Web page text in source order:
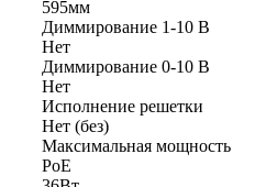
595мм
Диммирование 1-10 В
Нет
Диммирование 0-10 В
Нет
Исполнение решетки
Нет (без)
Максимальная мощность
PoE